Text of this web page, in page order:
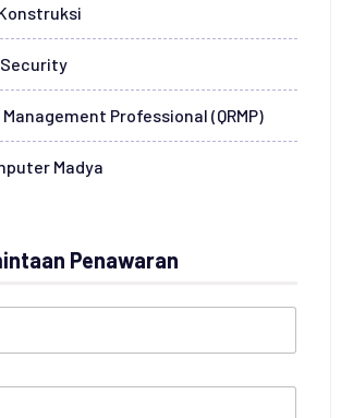
Professional (QRMP)
Madya
Penawaran